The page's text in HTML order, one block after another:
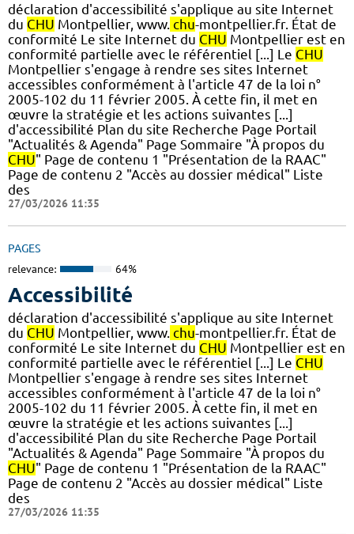
déclaration d'accessibilité s'applique au site Internet
du CHU Montpellier, www. chu-montpellier.fr. État de
conformité Le site Internet du CHU Montpellier est en
conformité partielle avec le référentiel [...] Le CHU
Montpellier s'engage à rendre ses sites Internet
accessibles conformément à l'article 47 de la loi n°
2005-102 du 11 février 2005. À cette fin, il met en
œuvre la stratégie et les actions suivantes [...]
d'accessibilité Plan du site Recherche Page Portail
"Actualités & Agenda" Page Sommaire "À propos du
CHU" Page de contenu 1 "Présentation de la RAAC"
Page de contenu 2 "Accès au dossier médical" Liste
des
27/03/2026 11:35
PAGES
relevance: 64%
Accessibilité
déclaration d'accessibilité s'applique au site Internet
du CHU Montpellier, www. chu-montpellier.fr. État de
conformité Le site Internet du CHU Montpellier est en
conformité partielle avec le référentiel [...] Le CHU
Montpellier s'engage à rendre ses sites Internet
accessibles conformément à l'article 47 de la loi n°
2005-102 du 11 février 2005. À cette fin, il met en
œuvre la stratégie et les actions suivantes [...]
d'accessibilité Plan du site Recherche Page Portail
"Actualités & Agenda" Page Sommaire "À propos du
CHU" Page de contenu 1 "Présentation de la RAAC"
Page de contenu 2 "Accès au dossier médical" Liste
des
27/03/2026 11:35